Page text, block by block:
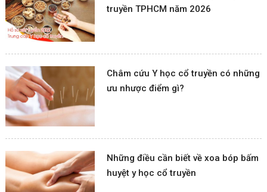
truyền TPHCM năm 2026
Châm cứu Y học cổ truyền có những
ưu nhược điểm gì?
Những điều cần biết về xoa bóp bấm
huyệt y học cổ truyền